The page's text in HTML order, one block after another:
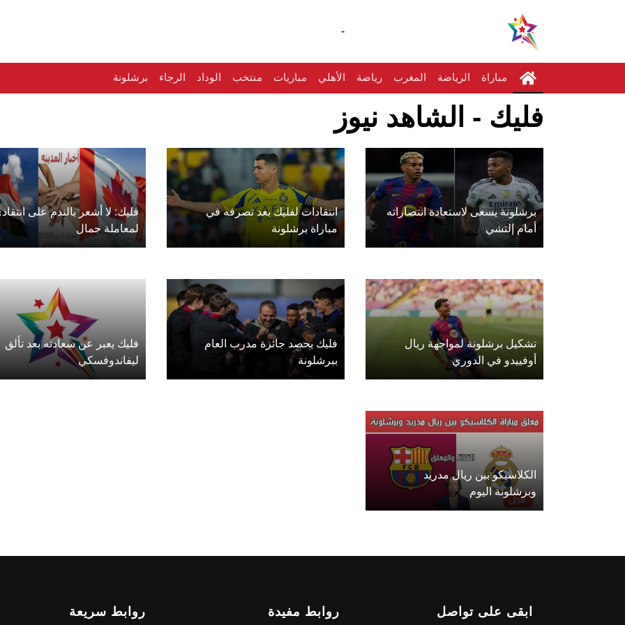
-
مباراة الرياضة المغرب رياضة الأهلي مباريات منتخب الوداد الرجاء برشلونة
فليك - الشاهد نيوز
برشلونة يسعى لاستعادة انتصاراته
أمام إلتشي
انتقادات لفليك بعد تصرفه في
مباراة برشلونة
فليك: لا أشعر بالندم على
لمعاملة جمال
تشكيل برشلونة لمواجهة ريال
أوفييدو في الدوري
فليك يحصد جائزة مدرب العام
ببرشلونة
فليك يعبر عن سعادته بعد تألق
ليفاندوفسكي
الكلاسيكو بين ريال مدريد
وبرشلونة اليوم
ابقى على تواصل روابط مفيدة روابط سريعة